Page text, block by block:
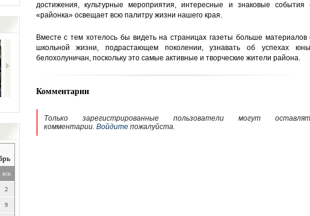
вск
2
9
достижения, культурные мероприятия, интересные и знаковые события
«районка» освещает всю палитру жизни нашего края.
Вместе с тем хотелось бы видеть на страницах газеты больше материалов
школьной жизни, подрастающем поколении, узнавать об успехах
белохолуничан, поскольку это самые активные и творческие жители района.
Комментарии
Только зарегистрированные пользователи могут
комментарии. Войдитепожалуйста.